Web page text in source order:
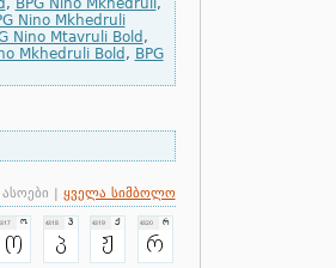
, BPG Nino Mkhedruli,
Nino Mkhedruli
Nino Mtavruli Bold ,
Mkhedruli Bold , BPG
| ყველა სიმბოლო